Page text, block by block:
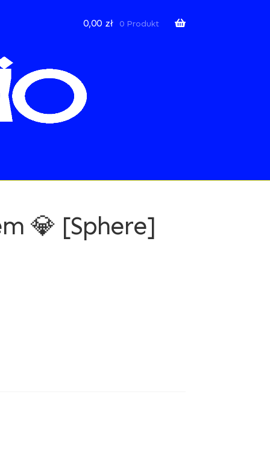
0,00 zł 0 Produkt
💎 [Sphere]